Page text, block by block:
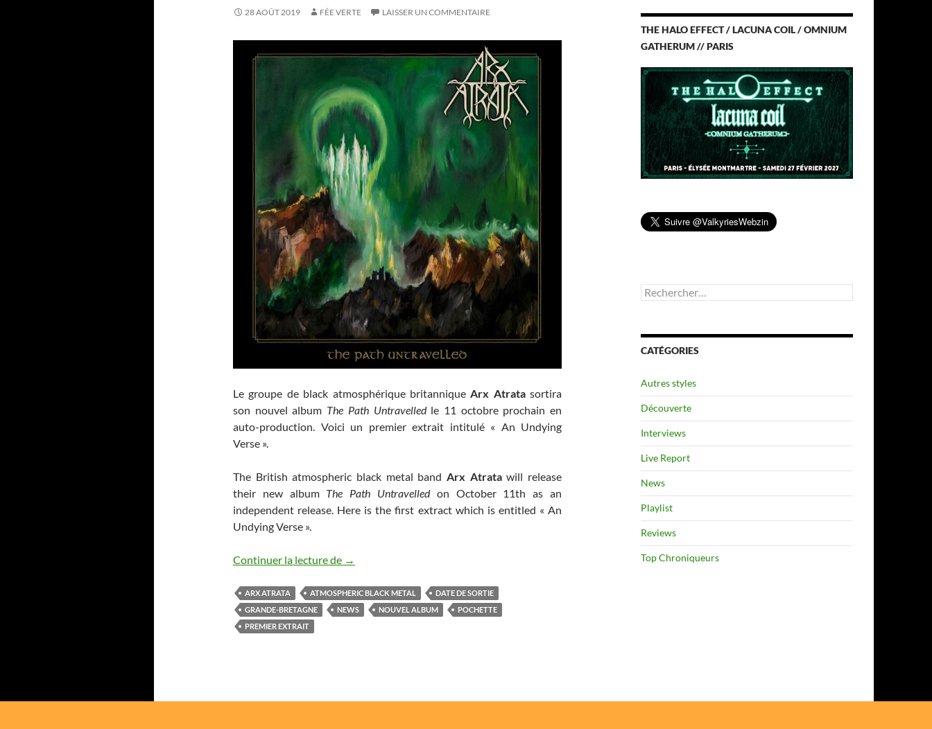
28 AOÛT 2019 FÉE VERTE LAISSER UN COMMENTAIRE
Le groupe de black atmosphérique britanniqueArx Atratasortira
son nouvel album The Path Untravelledle 11 octobre prochain en
auto-production. Voici un premier extrait intitulé « An Undying
Verse ».
The British atmospheric black metal band Arx Atratawill release
their new album The Path Untravelledon October 11th as an
independent release. Here is the first extract which is entitled « An
Undying Verse ».
Continuer la lecture de Arx Atrata annonce un nouvel album
→
ARX ATRATA ATMOSPHERIC BLACK METAL
DATE DE SORTIE
GRANDE-BRETAGNE
NEWS NOUVEL ALBUM
POCHETTE
PREMIER EXTRAIT
THE HALO EFFECT / LACUNA COIL / OMNIUM
GATHERUM // PARIS
Rechercher :
CATÉGORIES
Autres styles
Découverte
Interviews
Live Report
News
Playlist
Reviews
Top Chroniqueurs